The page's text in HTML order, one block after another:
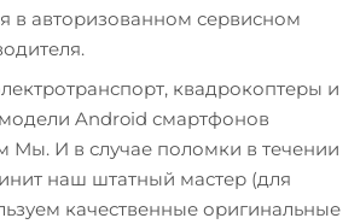
в авторизованном сервисном
квадрокоптеры и
Android смартфонов
Мы. И в случае поломки в течении
наш штатный мастер (для
качественные оригинальные